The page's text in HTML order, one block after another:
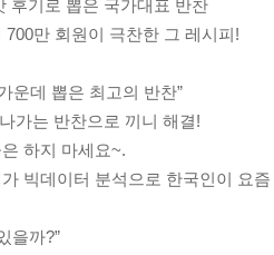
되나요?
맛있어야 진짜 좋은 레시피지요.
손맛을 구해드릴게요.
리지 않는 반찬부터 조금은 새롭
을 더하세요. 재료만 조금 달리해
후기로 뽑은 국가대표 반찬
700만 회원이 극찬한 그 레시피!
운데 뽑은 최고의 반찬”
가는 반찬으로 끼니 해결!
하지 마세요~.
빅데이터 분석으로 한국인이 요
을까?”